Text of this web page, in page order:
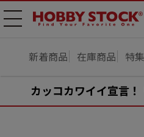
メニ
新着商品 在庫商品 特
カッコカワイイ宣言